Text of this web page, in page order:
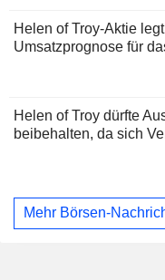
Helen of Troy-Aktie
Umsatzprognose für
Helen of Troy dürfte
beibehalten, da sich
Mehr Börsen-